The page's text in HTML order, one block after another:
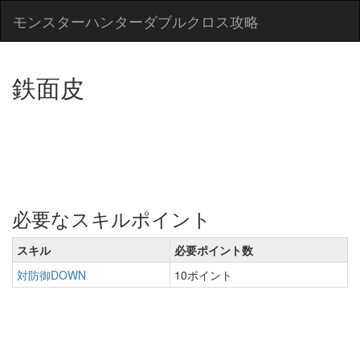
モンスターハンターダブルクロス攻略
鉄面皮
必要なスキルポイント
スキル
必要ポイント数
対防御DOWN
10ポイント